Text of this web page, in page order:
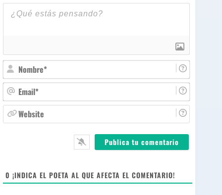
N
o
m
b
r
m
ie
0 ¡INDICA EL POETA AL QUE AFECTA EL COMENTARIO!